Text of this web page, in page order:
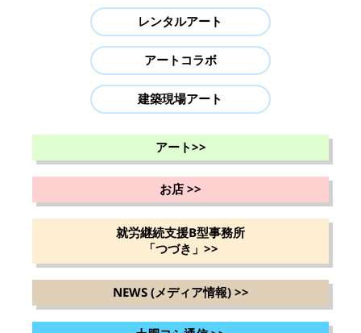
レンタルアート
アートコラボ
建築現場アート
アート>>
お店>>
就労継続支援B型事務所
「つづき」 >>
NEWS (メディア情報)>>